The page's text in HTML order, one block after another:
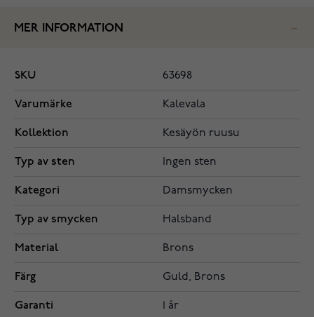
MER INFORMATION
SKU 63698
Varumärke Kalevala
Kollektion Kesäyön ruusu
Typ av sten Ingen sten
Kategori Damsmycken
Typ av smycken Halsband
Material Brons
Färg Guld, Brons
Garanti 1 år